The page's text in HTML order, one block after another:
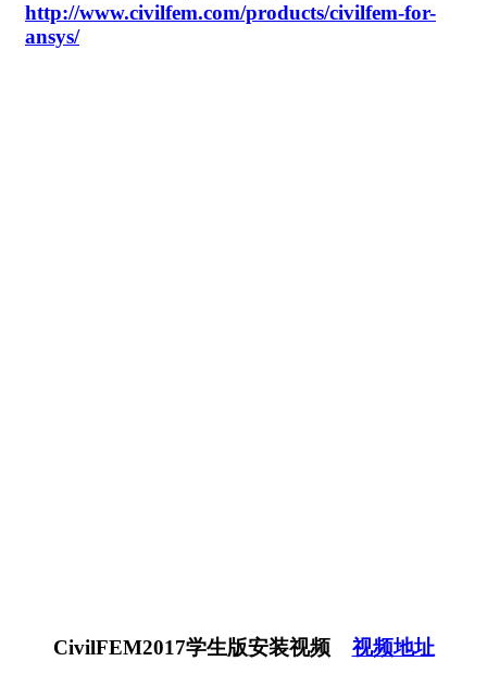
http://www.civilfem.com/products/civilfem-for-
ansys/
CivilFEM2017学生版安装视频 视频地址